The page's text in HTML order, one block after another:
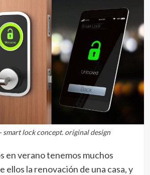
smart lock concept. original design
en verano tenemos muchos
ellos la renovación de una casa, y